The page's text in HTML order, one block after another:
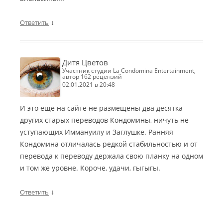
Ответить ↓
Дитя Цветов
участник студии La Condomina Entertainment,
автор 162 рецензий
02.01.2021 в 20:48
И это ещё на сайте не размещены два десятка
других старых переводов Кондомины, ничуть не
уступающих Иммануилу и Заглушке. Ранняя
Кондомина отличалась редкой стабильностью и от
перевода к переводу держала свою планку на одном
и том же уровне. Короче, удачи, гыгыгы.
Ответить ↓